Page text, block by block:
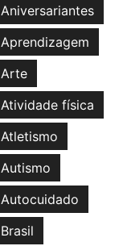
Aniversariantes
Aprendizagem
Arte
Atividade física
Atletismo
Autismo
Autocuidado
Brasil